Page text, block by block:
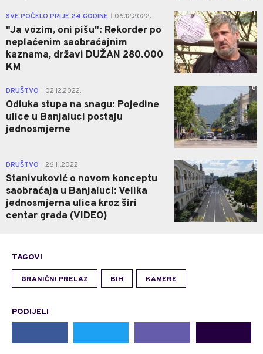
SVE POČELO PRIJE 24 GODINE 06.12.2022.
"Ja vozim, oni pišu": Rekorder po
neplaćenim saobraćajnim
kaznama, državi DUŽAN 280.000
KM
1
DRUŠTVO 02.12.2022.
Odluka stupa na snagu: Pojedine
ulice u Banjaluci postaju
jednosmjerne
0
DRUŠTVO 26.11.2022.
Stanivuković o novom konceptu
saobraćaja u Banjaluci: Velika
jednosmjerna ulica kroz širi
centar grada (VIDEO)
1
TAGOVI
GRANIČNI PRELAZ BIH KAMERE
PODIJELI